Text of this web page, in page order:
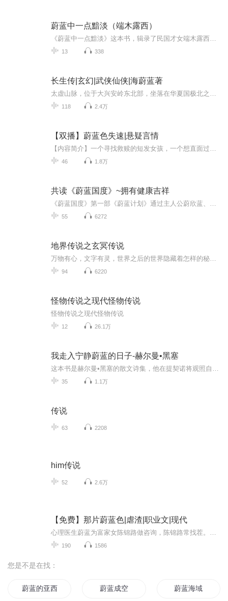
蔚蓝中一点黯淡（端木露西）
13 338
长生传|玄幻|武侠仙侠|海蔚蓝著
118 2.4万
【双播】蔚蓝色失速|悬疑言情
46 1.8万
共读《蔚蓝国度》~拥有健康吉祥
55 6272
地界传说之玄冥传说
94 6220
怪物传说之现代怪物传说
怪物传说之现代怪物传说
12 26.1万
我走入宁静蔚蓝的日子-赫尔曼•黑塞
35 1.1万
传说
63 2208
him传说
52 2.6万
【免费】那片蔚蓝色|虐渣|职业文|现代
190 1586
您是不是在找：
蔚蓝的亚西亚 蔚蓝成空 蔚蓝海域